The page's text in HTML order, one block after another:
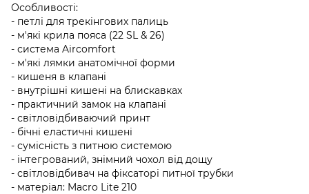
Особливості:
- петлі для трекінгових палиць
- м'які крила пояса (22 SL & 26)
- система Aircomfort
- м'які лямки анатомічної форми
- кишеня в клапані
- внутрішні кишені на блискавках
- практичний замок на клапані
- світловідбиваючий принт
- бічні еластичні кишені
- сумісність з питною системою
- інтегрований, знімний чохол від дощу
- світловідбивач на фіксаторі питної трубки
- матеріал: Macro Lite 210